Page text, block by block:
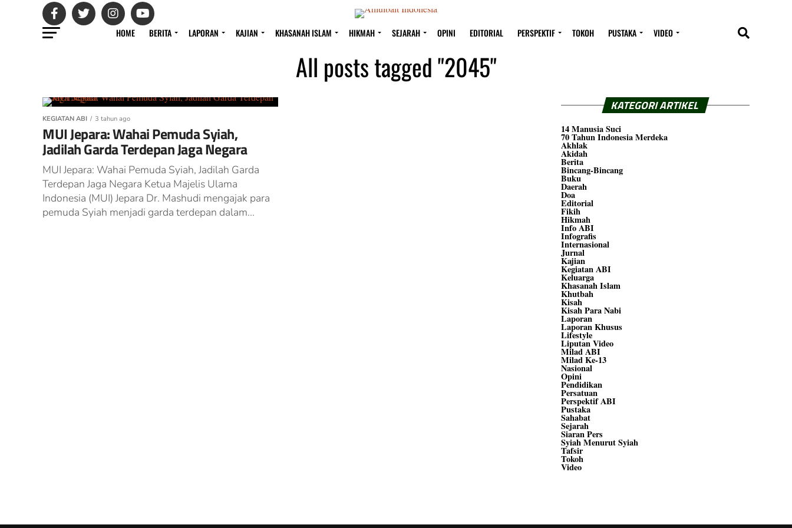
HOME BERITA LAPORAN KAJIAN KHASANAH ISLAM HIKMAH SEJARAH OPINI EDITORIAL PERSPEKTIF TOKOH PUSTAKA VIDEO
All posts tagged "2045"
KEGIATAN ABI 3 tahun ago
MUI Jepara: Wahai Pemuda Syiah,
Jadilah Garda Terdepan Jaga Negara
MUI Jepara: Wahai Pemuda Syiah, Jadilah Garda
Terdepan Jaga Negara Ketua Majelis Ulama
Indonesia (MUI) Jepara Dr. Mashudi mengajak para
pemuda Syiah menjadi garda terdepan dalam...
KATEGORI ARTIKEL
14 Manusia Suci
70 Tahun Indonesia Merdeka
Akhlak
Akidah
Berita
Bincang-Bincang
Buku
Daerah
Doa
Editorial
Fikih
Hikmah
Info ABI
Infografis
Internasional
Jurnal
Kajian
Kegiatan ABI
Keluarga
Khasanah Islam
Khutbah
Kisah
Kisah Para Nabi
Laporan
Laporan Khusus
Lifestyle
Liputan Video
Milad ABI
Milad Ke-13
Nasional
Opini
Pendidikan
Persatuan
Perspektif ABI
Pustaka
Sahabat
Sejarah
Siaran Pers
Syiah Menurut Syiah
Tafsir
Tokoh
Video